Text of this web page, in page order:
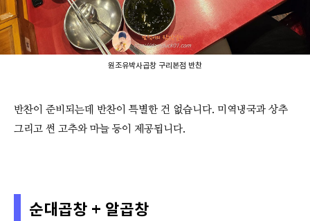
원조유박사곱창 구리본점 반찬
반찬이 준비되는데 반찬이 특별한 건 없습니다. 미역냉국과 상추
그리고 썬 고추와 마늘 등이 제공됩니다.
순대곱창 + 알곱창